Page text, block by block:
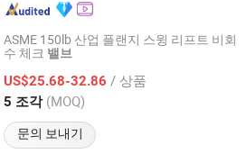
ASME 150lb 산업 플랜지 스윙 리프트 비회
수 체크 밸브
US$25.68-32.86 / 상품
5 조각 (MOQ)
문의 보내기
LTD.
이후 2016